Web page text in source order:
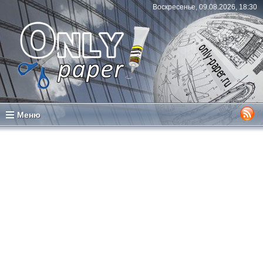
Воскресенье, 09.08.2026, 18:30
Меню